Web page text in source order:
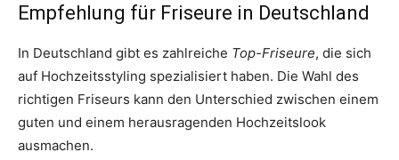
Empfehlung für Friseure in Deutschland
In Deutschland gibt es zahlreiche Top-Friseure, die sich
auf Hochzeitsstyling spezialisiert haben. Die Wahl des
richtigen Friseurs kann den Unterschied zwischen einem
guten und einem herausragenden Hochzeitslook
ausmachen.